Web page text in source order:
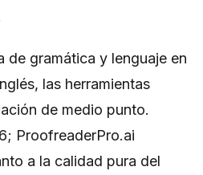
de gramática y lenguaje en
las herramientas
de medio punto.
ProofreaderPro.ai
a la calidad pura del